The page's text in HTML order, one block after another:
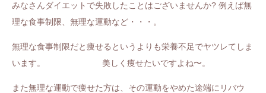
みなさんダイエットで失敗したことはございませんか? 例えば無
理な食事制限、無理な運動など・・・。
無理な食事制限だと痩せるというよりも栄養不足でヤツレてしま
います。 美しく痩せたいですよね〜。
また無理な運動で痩せた方は、その運動をやめた途端にリバウ